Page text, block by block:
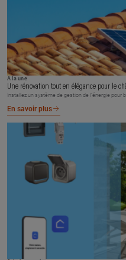
À la une
Une rénovation tout en élégance pour le
Installez un système de gestion de l’énergie pour
En savoir plus